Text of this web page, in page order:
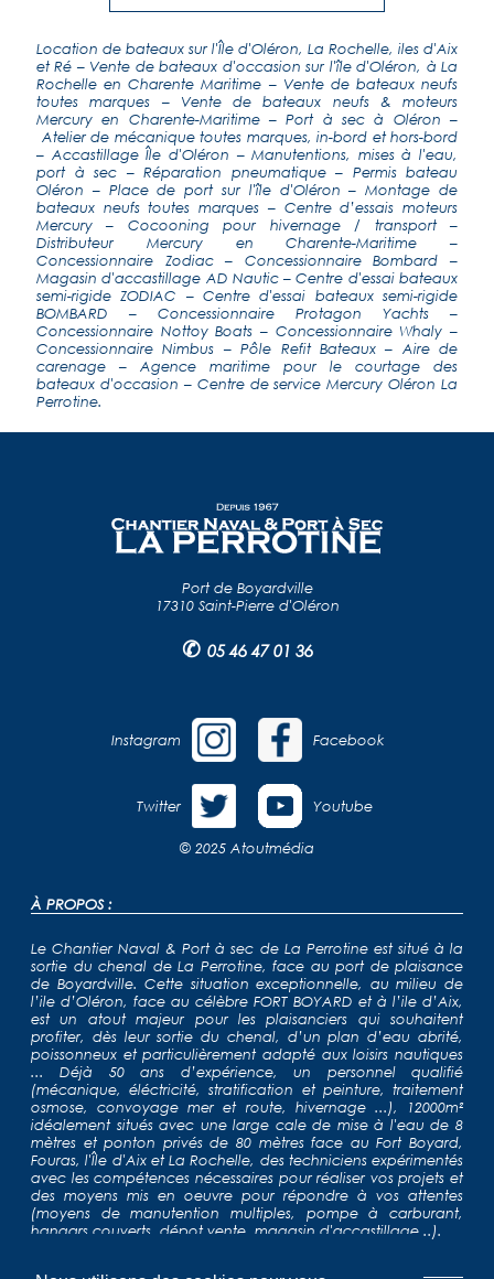
Location de bateaux sur l'Île d'Oléron, La Rochelle, iles d'Aix
et Ré – Vente de bateaux d'occasion sur l'île d'Oléron, à La
Rochelle en Charente Maritime – Vente de bateaux neufs
toutes marques – Vente de bateaux neufs & moteurs
Mercury en Charente-Maritime–Port à sec à Oléron –
Atelier de mécanique toutes marques, in-bord et hors-bord
– Accastillage Île d'Oléron –Manutentions, mises à l'eau,
port à sec – Réparation pneumatique– Permis bateau
Oléron – Place de port sur l'île d'Oléron –Montage de
bateaux neufs toutes marques – Centre d’essais moteurs
Mercury – Cocooning pour hivernage / transport–
Distributeur Mercury en Charente-Maritime –
Concessionnaire Zodiac– Concessionnaire Bombard –
Magasin d'accastillage AD Nautic–Centre d'essai bateaux
semi-rigide ZODIAC –Centre d'essai bateaux semi-rigide
BOMBARD – Concessionnaire Protagon Yachts –
Concessionnaire Nottoy Boats – Concessionnaire Whaly –
Concessionnaire Nimbus –Pôle Refit Bateaux– Aire de
carenage – Agence maritime pour le courtage des
bateaux d'occasion – Centre de service Mercury Oléron La
Perrotine.
Port de Boyardville
17310 Saint-Pierre d'Oléron
✆ 05 46 47 01 36
Instagram Facebook
Twitter Youtube
© 2025 Atoutmédia
À PROPOS :
Le Chantier Naval & Port à sec de La Perrotine est situé à la
sortie du chenal de La Perrotine, face au port de plaisance
de Boyardville. Cette situation exceptionnelle, au milieu de
l’ile d’Oléron, face au célèbre FORT BOYARD et à l’ile d’Aix,
est un atout majeur pour les plaisanciers qui souhaitent
profiter, dès leur sortie du chenal, d’un plan d’eau abrité,
poissonneux et particulièrement adapté aux loisirs nautiques
... Déjà 50 ans d’expérience, un personnel qualifié
(mécanique, éléctricité, stratification et peinture, traitement
osmose, convoyage mer et route, hivernage ...), 12000m²
idéalement situés avec une large cale de mise à l'eau de 8
mètres et ponton privés de 80 mètres face au Fort Boyard,
Fouras, l'Île d'Aix et La Rochelle, des techniciens expérimentés
avec les compétences nécessaires pour réaliser vos projets et
des moyens mis en oeuvre pour répondre à vos attentes
(moyens de manutention multiples, pompe à carburant,
hangars couverts, dépot vente, magasin d'accastillage...).